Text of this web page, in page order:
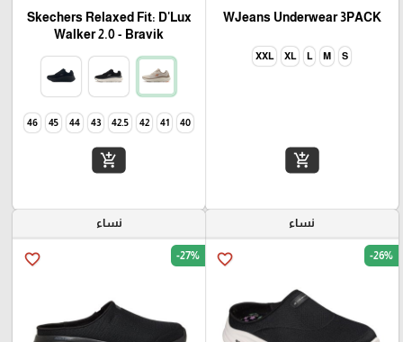
WJeans Underwear 3PACK
S
M
L
XL
XXL
add_shopping_cart
Skechers Relaxed Fit: D'Lux
Walker 2.0 - Bravik
40
41
42
42.5
43
44
45
46
add_shopping_cart
نساء
favorite_border -26%
نساء
favorite_border -27%